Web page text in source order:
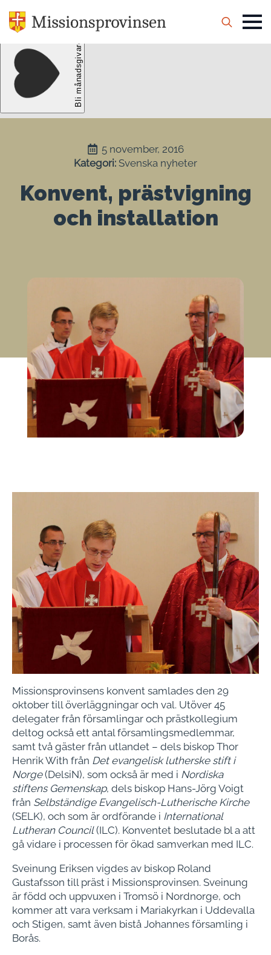
Search
5 november, 2016
Kategori: Svenska nyheter
Konvent, prästvigning
och installation
Missionsprovinsens konvent samlades den 29
oktober till överläggningar och val. Utöver 45
delegater från församlingar och prästkollegium
deltog också ett antal församlingsmedlemmar,
samt två gäster från utlandet – dels biskop Thor
Henrik With från Det evangelisk lutherske stift i
Norge(DelsiN), som också är med i Nordiska
stiftens Gemenskap, dels biskop Hans-Jörg Voigt
från Selbständige Evangelisch-Lutherische Kirche
(SELK), och som är ordförande i International
Lutheran Council(ILC). Konventet beslutade bl a att
gå vidare i processen för ökad samverkan med ILC.
Sveinung Eriksen vigdes av biskop Roland
Gustafsson till präst i Missionsprovinsen. Sveinung
är född och uppvuxen i Tromsö i Nordnorge, och
kommer att vara verksam i Mariakyrkan i Uddevalla
och Stigen, samt även bistå Johannes församling i
Borås.